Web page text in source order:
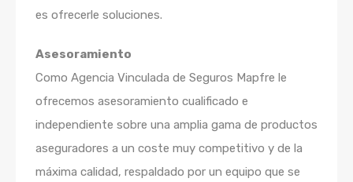
es ofrecerle soluciones.
Asesoramiento
Como Agencia Vinculada de Seguros Mapfre le
ofrecemos asesoramiento cualificado e
independiente sobre una amplia gama de productos
aseguradores a un coste muy competitivo y de la
máxima calidad, respaldado por un equipo que se